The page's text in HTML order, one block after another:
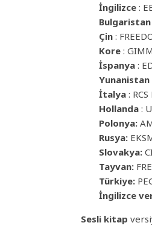
İngilizce :
Bulgaristan
Çin :
Kore :
İspanya :
Yunanistan
İtalya :
Hollanda :
Polonya:
Rusya:
Slovakya:
Tayvan:
Türkiye:
İngilizce
Sesli kitap